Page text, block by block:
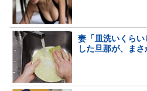
妻「皿洗いくら
した旦那が、ま